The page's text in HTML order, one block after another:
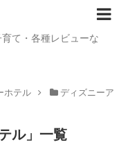
て・各種レビューな
ホテル
ディズニーア
ル」 一覧